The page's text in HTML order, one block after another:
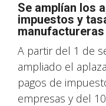
Se amplían los
impuestos y
manufactureras
A partir del 1 de
ampliado el
pagos de
empresas y del